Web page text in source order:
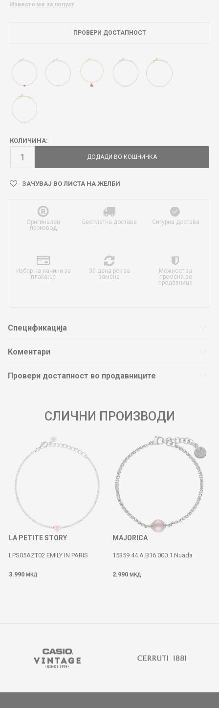
Извести ме за попуст
ПРОВЕРИ ДОСТАПНОСТ
КОЛИЧИНА:
ДОДАДИ ВО КОШНИЧКА
ЗАЧУВАЈ ВО ЛИСТА НА ЖЕЛБИ
Оригинален
производ
Бесплатна достава Сигурна достава
Избор на начини за
плаќање
30 дена рок за
замена
Можност за
промена во
продавница
Спецификација
Коментари
Провери достапност во продавниците
СЛИЧНИ ПРОИЗВОДИ
LA PETITE STORY
LPS05AZT02 EMILY IN PARIS
3.990 МКД
MAJORICA
15359.44.A.B16.000.1 Nuada
2.990 МКД